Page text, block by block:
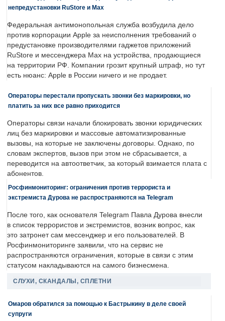
непредустановки RuStore и Max
Федеральная антимонопольная служба возбудила дело
против корпорации Apple за неисполнения требований о
предустановке производителями гаджетов приложений
RuStore и мессенджера Max на устройства, продающиеся
на территории РФ. Компании грозит крупный штраф, но тут
есть нюанс: Apple в России ничего и не продает.
Операторы перестали пропускать звонки без маркировки, но
платить за них все равно приходится
Операторы связи начали блокировать звонки юридических
лиц без маркировки и массовые автоматизированные
вызовы, на которые не заключены договоры. Однако, по
словам экспертов, вызов при этом не сбрасывается, а
переводится на автоответчик, за который взимается плата с
абонентов.
Росфинмониторинг: ограничения против террориста и
экстремиста Дурова не распространяются на Telegram
После того, как основателя Telegram Павла Дурова внесли
в список террористов и экстремистов, возник вопрос, как
это затронет сам мессенджер и его пользователей. В
Росфинмониторинге заявили, что на сервис не
распространяются ограничения, которые в связи с этим
статусом накладываются на самого бизнесмена.
СЛУХИ, СКАНДАЛЫ, СПЛЕТНИ
Омаров обратился за помощью к Бастрыкину в деле своей
супруги